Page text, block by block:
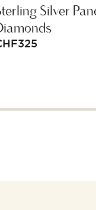
Silver
325